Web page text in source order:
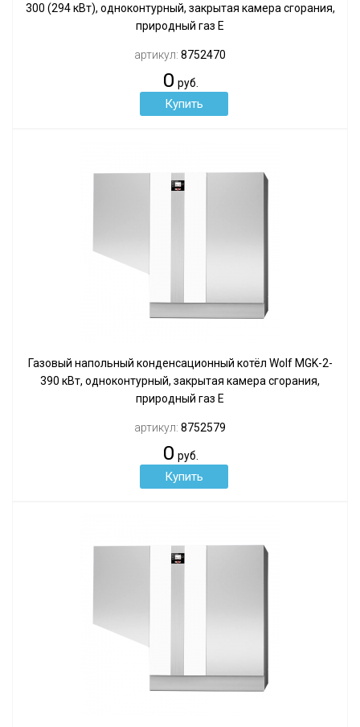
300 (294 кВт), одноконтурный, закрытая камера сгорания,
природный газ Е
артикул: 8752470
0 руб.
Газовый напольный конденсационный котёл Wolf MGK-2-
390 кВт, одноконтурный, закрытая камера сгорания,
природный газ Е
артикул: 8752579
0 руб.